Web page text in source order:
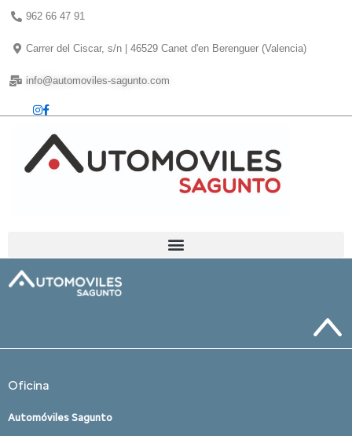
contenido
962 66 47 91
Carrer del Ciscar, s/n | 46529 Canet d'en Berenguer (Valencia)
info@automoviles-sagunto.com
Oficina
Automóviles Sagunto